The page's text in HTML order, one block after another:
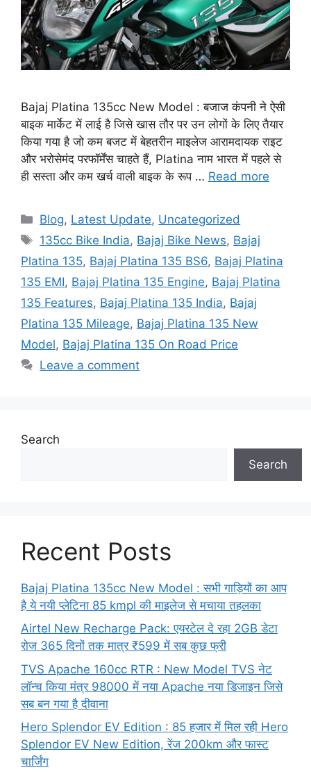
Bajaj Platina 135cc New Model : बजाज कंपनी ने ऐसी
बाइक मार्केट में लाई है जिसे खास तौर पर उन लोगों के लिए तैयार
किया गया है जो कम बजट में बेहतरीन माइलेज आरामदायक राइट
और भरोसेमंद परफॉर्मेंस चाहते हैं, Platina नाम भारत में पहले से
ही सस्ता और कम खर्च वाली बाइक के रूप … Read more
Categories
Blog, Latest Update, Uncategorized
Tags
135cc Bike India, Bajaj Bike News, Bajaj
Platina 135, Bajaj Platina 135 BS6, Bajaj Platina
135 EMI, Bajaj Platina 135 Engine, Bajaj Platina
135 Features, Bajaj Platina 135 India, Bajaj
Platina 135 Mileage, Bajaj Platina 135 New
Model, Bajaj Platina 135 On Road Price
Leave a comment
Search
Search
Recent Posts
Bajaj Platina 135cc New Model : सभी गाड़ियों का आप
है ये नयी प्लेटिना 85 kmpl की माइलेज से मचाया तहलका
Airtel New Recharge Pack: एयरटेल दे रहा 2GB डेटा
रोज 365 दिनों तक मात्र ₹599 में सब कुछ फ्री
TVS Apache 160cc RTR : New Model TVS नेट
लॉन्च किया मंत्र 98000 में नया Apache नया डिजाइन जिसे
सब बन गया है दीवाना
Hero Splendor EV Edition : 85 हजार में मिल रही Hero
Splendor EV New Edition, रेंज 200km और फास्ट
चार्जिंग